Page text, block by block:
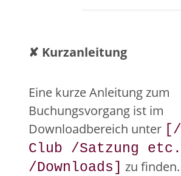
✘ Kurzanleitung
Eine kurze Anleitung zum
Buchungsvorgang ist im
Downloadbereich unter [/
Club /Satzung etc.
/Downloads] zu finden.